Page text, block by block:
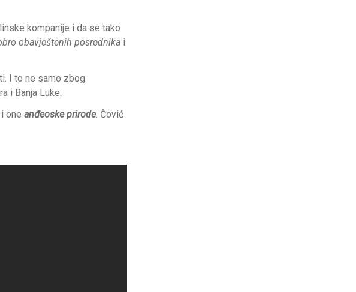
kompanije i da se tako
obavještenih posrednika i
I to ne samo zbog
i Banja Luke.
one anđeoske prirode. Čović